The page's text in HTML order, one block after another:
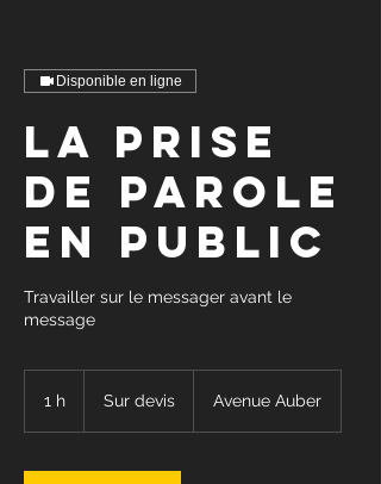
Disponible en ligne
La prise
de parole
en public
Travailler sur le messager avant le
message
1 h Sur devis Avenue Auber